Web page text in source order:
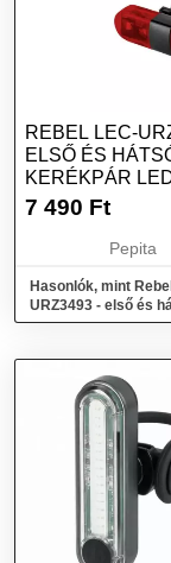
REBEL LEC-
ELSŐ ÉS
KERÉKPÁR
LÁMPA SZETT,
7 490 Ft
Pepita
Hasonlók, mint
URZ3493 - első és
kerékpár LED